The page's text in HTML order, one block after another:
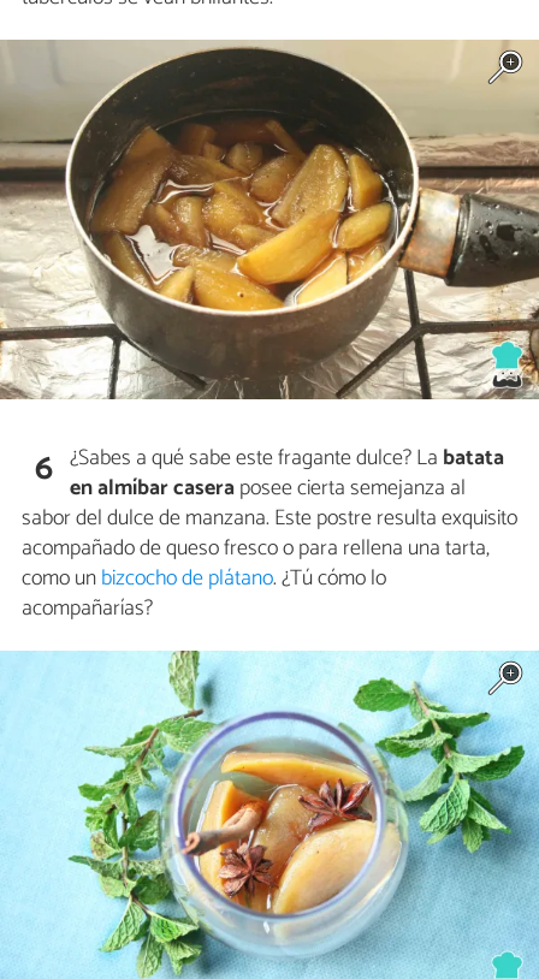
6 ¿Sabes a qué sabe este fragante dulce? La batata
en almíbar caseraposee cierta semejanza al
sabor del dulce de manzana. Este postre resulta exquisito
acompañado de queso fresco o para rellena una tarta,
como unbizcocho de plátano. ¿Tú cómo lo
acompañarías?